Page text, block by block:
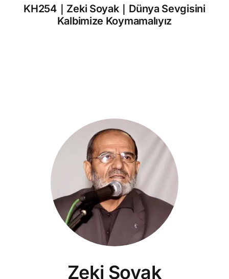
KH254｜Zeki Soyak｜Dünya Sevgisini
Kalbimize Koymamalıyız
Zeki Soyak